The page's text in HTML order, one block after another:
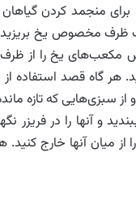
منجمد کردن گیاهان
ظرف مخصوص یخ بریزید
مکعب‌های یخ را از
هر گاه قصد استفاده
که تازه
و آنها را در فریزر
میان آنها خارج